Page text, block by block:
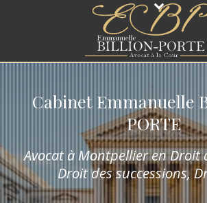
Cabinet Emmanuelle
PORTE
Avocat à Montpellier en Droit
Droit des successions,